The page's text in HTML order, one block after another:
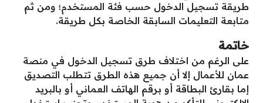
طريقة تسجيل الدخول حسب فئة المستخدم؛ ومن ثم
متابعة التعليمات السابقة الخاصة بكل طريقة.
خاتمة
على الرغم من اختلاف طرق تسجيل الدخول في منصة
عمان للأعمال إلا أن جميع هذه الطرق تتطلب التصديق
إما بقارئ البطاقة أو برقم الهاتف العماني أو بالبريد